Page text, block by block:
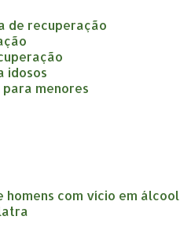
de recuperação
idosos
menores
homens com vício em álcool